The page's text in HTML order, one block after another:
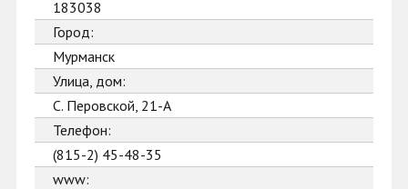
183038
Город:
Мурманск
Улица, дом:
С. Перовской, 21-А
Телефон:
(815-2) 45-48-35
www: